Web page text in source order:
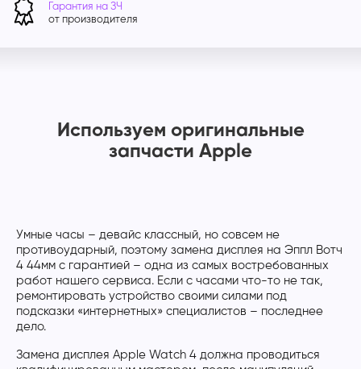
Гарантия на ЗЧ
от производителя
Используем оригинальные
запчасти Apple
Умные часы – девайс классный, но совсем не
противоударный, поэтому замена дисплея на Эппл Вотч
4 44мм с гарантией – одна из самых востребованных
работ нашего сервиса. Если с часами что-то не так,
ремонтировать устройство своими силами под
подсказки «интернетных» специалистов – последнее
дело.
Замена дисплея Apple Watch 4 должна проводиться